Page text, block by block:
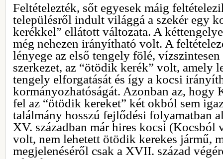
Feltételezték, sőt egyesek máig
településről indult világgá a szekér egy
kerékkel” ellátott változata. A
még nehezen irányítható volt. A
lényege az első tengely fölé,
szerkezet, az “ötödik kerék” volt, amely
tengely elforgatását és így a kocsi
kormányozhatóságát. Azonban az, hogy
fel az “ötödik kereket” két okból sem
találmány hosszú fejlődési folyamatban
XV. században már hires kocsi (Kocsból
volt, nem lehetett ötödik kerekes jármű,
megjelenéséről csak a XVII. század